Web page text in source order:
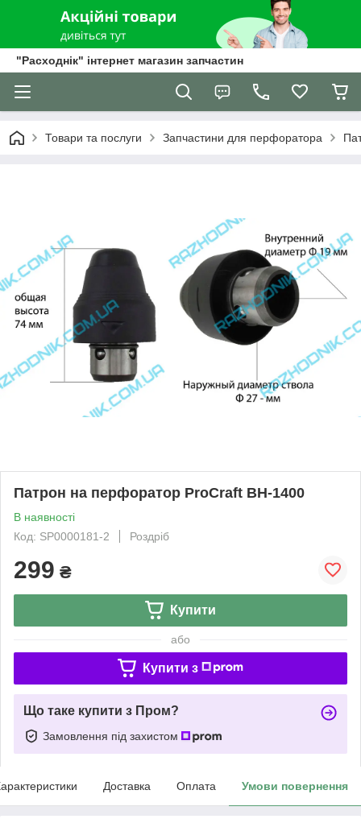
"Расходнік" інтернет магазин запчастин
Товари та послуги Запчастини для перфоратора
Патрон на перфоратор ProCraft BH-1400
В наявності
Код: SP0000181-2
Роздріб
299 ₴
Купити
або
Купити з
Що таке купити з Пром?
Замовлення під захистом
Доставка Оплата Умови повернення